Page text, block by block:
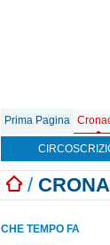
Prima Pagina
/
CHE TEMPO FA